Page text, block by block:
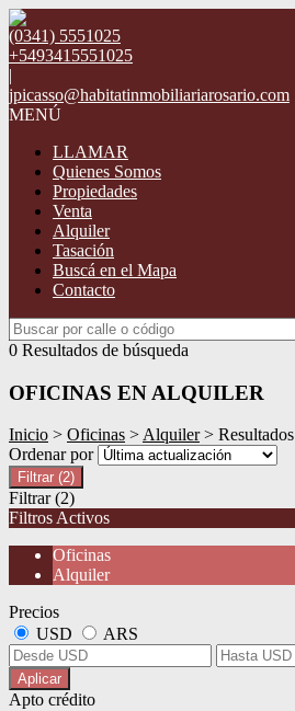
(0341) 5551025
+5493415551025
|
jpicasso@habitatinmobiliariarosario.com
MENÚ
LLAMAR
Quienes Somos
Propiedades
Venta
Alquiler
Tasación
Buscá en el Mapa
Contacto
0 Resultados de búsqueda
OFICINAS EN ALQUILER
Inicio > Oficinas >Alquiler> Resultados
Ordenar por
Filtrar (2)
Filtrar (2)
Filtros Activos
Oficinas
Alquiler
Precios
USD
ARS
Aplicar
Apto crédito